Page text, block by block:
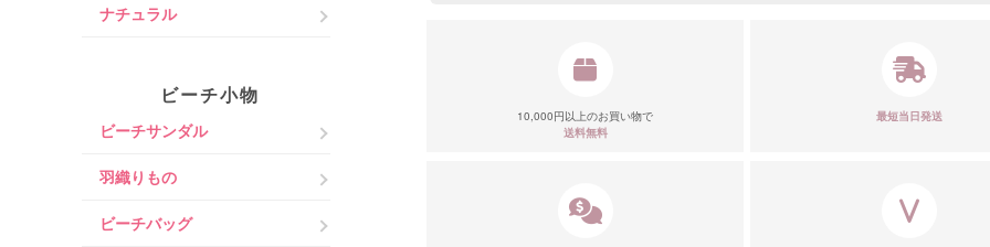
ナチュラル
ビーチ小物
ビーチサンダル
羽織りもの
ビーチバッグ
10,000円以上のお買い物で
送料無料
最短当日発送